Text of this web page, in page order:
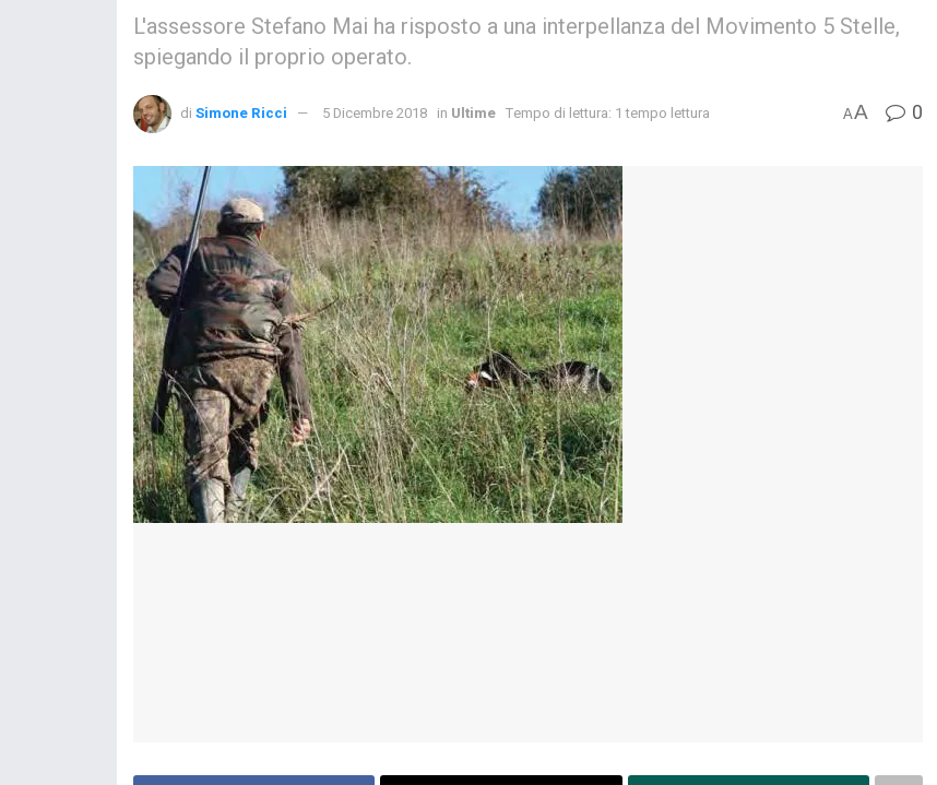
L'assessore Stefano Mai ha risposto a una interpellanza del Movimento 5 Stelle,
spiegando il proprio operato.
di Simone Ricci 5 Dicembre 2018 in Ultime Tempo di lettura: 1 tempo lettura AA 0